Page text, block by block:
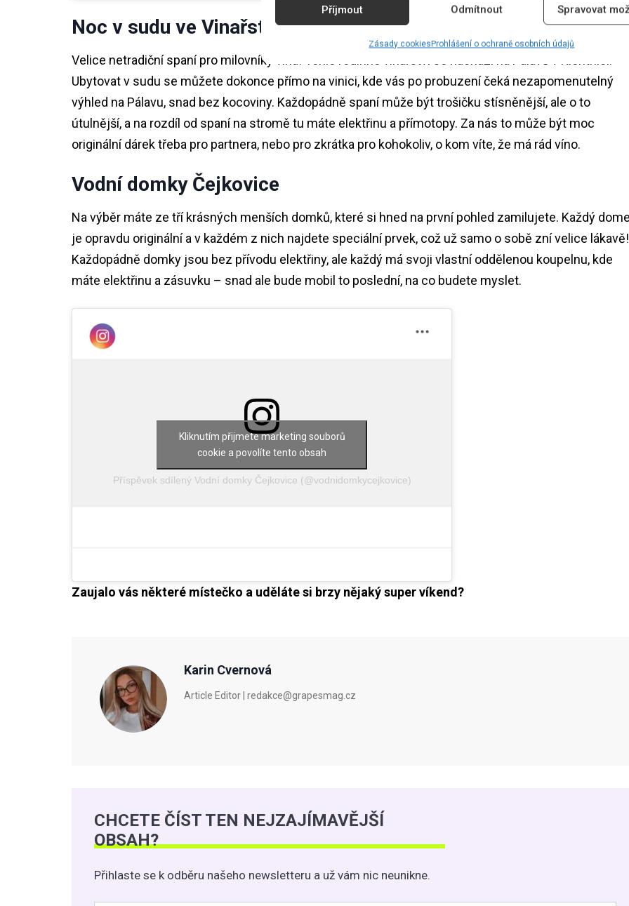
Příjmout Odmítnout Spravovat
Zásady cookiesProhlášení o ochraně osobních údajů
Noc v sudu ve Vinařství pod Hradem
Velice netradiční spaní pro milovníky vína! Tohle rodinné vinařství se nachází na Pálavě v Klentnici.
Ubytovat v sudu se můžete dokonce přímo na vinici, kde vás po probuzení čeká nezapomenutelný
výhled na Pálavu, snad bez kocoviny. Každopádně spaní může být trošičku stísněnější, ale o to
útulnější, a na rozdíl od spaní na stromě tu máte elektřinu a přímotopy. Za nás to může být moc
originální dárek třeba pro partnera, nebo pro zkrátka pro kohokoliv, o kom víte, že má rád víno.
Vodní domky Čejkovice
Na výběr máte ze tří krásných menších domků, které si hned na první pohled zamilujete. Každý
je opravdu originální a v každém z nich najdete speciální prvek, což už samo o sobě zní velice lákavě!
Každopádně domky jsou bez přívodu elektřiny, ale každý má svoji vlastní oddělenou koupelnu, kde
máte elektřinu a zásuvku – snad ale bude mobil to poslední, na co budete myslet.
Příspěvek sdílený Vodní domky Čejkovice (@vodnidomkycejkovice)
Kliknutím přijmete marketing souborů
cookie a povolíte tento obsah
Zaujalo vás některé místečko a uděláte si brzy nějaký super víkend?
Karin Cvernová
Article Editor | redakce@grapesmag.cz
CHCETE ČÍST TEN NEJZAJÍMAVĚJŠÍ
OBSAH?
Přihlaste se k odběru našeho newsletteru a už vám nic neunikne.